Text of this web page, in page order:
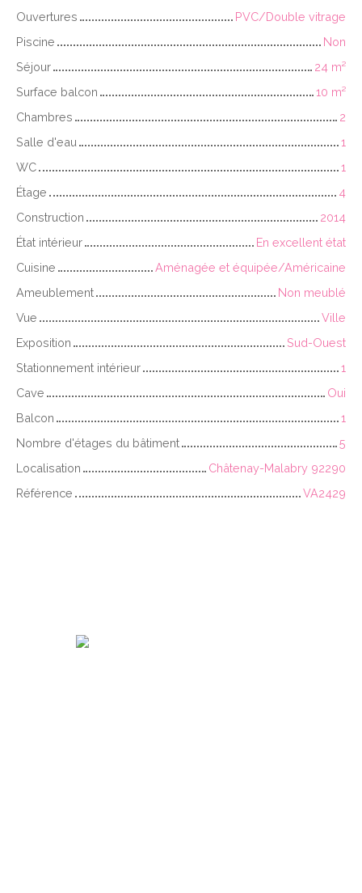
Ouvertures
PVC/Double vitrage
Piscine
Non
Séjour
24 m²
Surface balcon
10 m²
Chambres
2
Salle d'eau
1
WC
1
Étage
4
Construction
2014
État intérieur
En excellent état
Cuisine
Aménagée et équipée/Américaine
Ameublement
Non meublé
Vue
Ville
Exposition
Sud-Ouest
Stationnement intérieur
1
Cave
Oui
Balcon
1
Nombre d'étages du bâtiment
5
Localisation
Châtenay-Malabry 92290
Référence
VA2429